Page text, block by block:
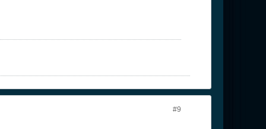
#9